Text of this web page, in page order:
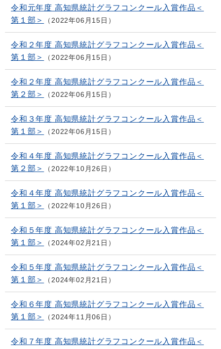
令和元年度 高知県統計グラフコンクール入賞作品＜
第１部＞
2022年06月15日
令和２年度 高知県統計グラフコンクール入賞作品＜
第１部＞
2022年06月15日
令和２年度 高知県統計グラフコンクール入賞作品＜
第２部＞
2022年06月15日
令和３年度 高知県統計グラフコンクール入賞作品＜
第１部＞
2022年06月15日
令和４年度 高知県統計グラフコンクール入賞作品＜
第２部＞
2022年10月26日
令和４年度 高知県統計グラフコンクール入賞作品＜
第１部＞
2022年10月26日
令和５年度 高知県統計グラフコンクール入賞作品＜
第１部＞
2024年02月21日
令和５年度 高知県統計グラフコンクール入賞作品＜
第１部＞
2024年02月21日
令和６年度 高知県統計グラフコンクール入賞作品＜
第１部＞
2024年11月06日
令和７年度 高知県統計グラフコンクール入賞作品＜